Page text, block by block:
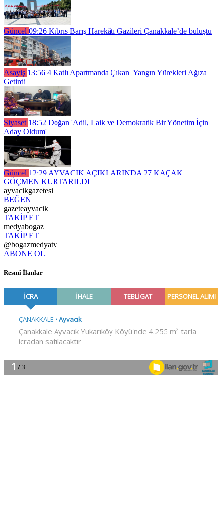
Güncel 09:26 Kıbrıs Barış Harekâtı Gazileri Çanakkale’de buluştu
Asayiş 13:56 4 Katlı Apartmanda Çıkan Yangın Yürekleri Ağıza
Getirdi
Siyaset 18:52 Doğan 'Adil, Laik ve Demokratik Bir Yönetim İçin
Aday Oldum'
Güncel 12:29 AYVACIK AÇIKLARINDA 27 KAÇAK
GÖÇMEN KURTARILDI
ayvacikgazetesi
BEĞEN
gazeteayvacik
TAKİP ET
medyabogaz
TAKİP ET
@bogazmedyatv
ABONE OL
Resmî İlanlar